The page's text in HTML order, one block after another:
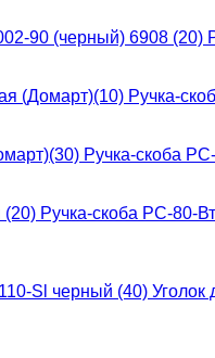
Ручка-
Ручка-скоба
Ручка-скоба РС-80-